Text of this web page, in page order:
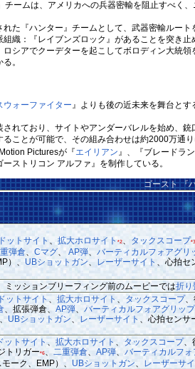
ームは、アメリカへの兵器密輸を阻止すべく
た『ハンター』チームとして、武器密輸ルー
織：『レイブンズロック』があることを突き止
シアでクーデターを起こしてボロディン大統
。
ウォーファイター』よりも後の近未来を舞台とす
れており、サイトやアンダーバレルを始め、銃
ことが可能で、その組み合わせは約2000万通
Picturesが『エイリアン』、『ブレードラ
ストリコン アルファ』を制作している。
ゴースト 『
ットサイト 、拡大ホロサイト*2、 タックスコープ*3
弾倉、 Cマグ、 AP弾、 バーティカルフォアグリ
）、 UBショットガン、 レーザーサイト 、心拍セ
ミッションブリーフィング前のムービーでは折り
ットサイト、 拡大ホロサイト 、 タックスコープ、
、拡張弾倉、 AP弾、バーティカルフォアグリップ
UBショットガン、レーザーサイト 、心拍センサ
ットサイト 、 拡大ホロサイト 、 タックスコープ、
トリガー*6、二重弾倉、AP弾、バーティカルフ
モーク、EMP）、UBショットガン、 レーザーサイ